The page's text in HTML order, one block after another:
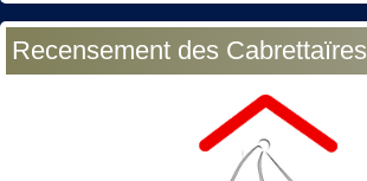
Recensement des Cabrettaïres